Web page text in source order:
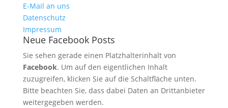
E-Mail an uns
Datenschutz
Impressum
Neue Facebook Posts
Sie sehen gerade einen Platzhalterinhalt von
Facebook. Um auf den eigentlichen Inhalt
zuzugreifen, klicken Sie auf die Schaltfläche unten.
Bitte beachten Sie, dass dabei Daten an Drittanbieter
weitergegeben werden.